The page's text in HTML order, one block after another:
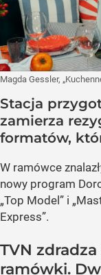
Magda Gessler,
Stacja
zamierza
formatów,
W ramówce
nowy program
„Top Model” i
Express”.
TVN
ramówki.